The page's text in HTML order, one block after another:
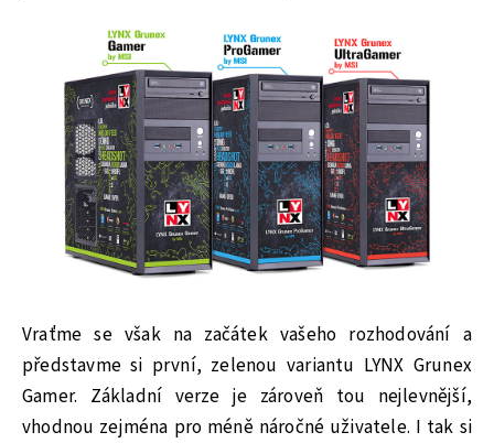
Vraťme se však na začátek vašeho rozhodování a
představme si první, zelenou variantu LYNX Grunex
Gamer. Základní verze je zároveň tou nejlevnější,
vhodnou zejména pro méně náročné uživatele. I tak si